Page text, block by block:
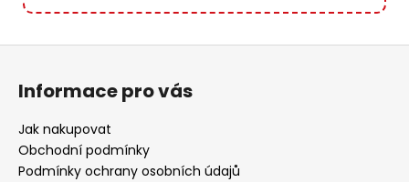
Informace pro vás
Jak nakupovat
Obchodní podmínky
Podmínky ochrany osobních údajů